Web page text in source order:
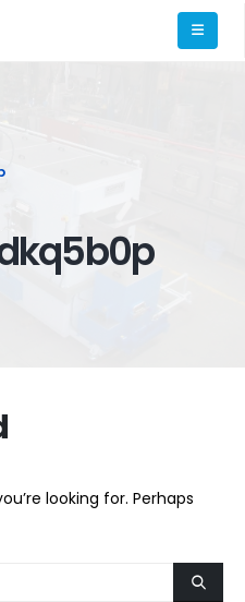
looking for. Perhaps